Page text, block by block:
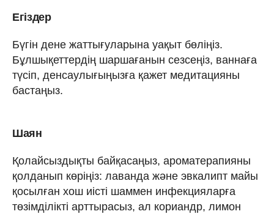
Егіздер
Бүгін дене жаттығуларына уақыт бөліңіз.
Бұлшықеттердің шаршағанын сезсеңіз, ваннаға
түсіп, денсаулығыңызға қажет медитацияны
бастаңыз.
Шаян
Қолайсыздықты байқасаңыз, ароматерапияны
қолданып көріңіз: лаванда және эвкалипт майы
қосылған хош иісті шаммен инфекцияларға
төзімділікті арттырасыз, ал кориандр, лимон